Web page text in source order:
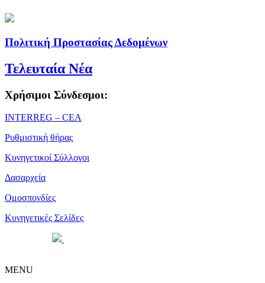
Πολιτική Προστασίας Δεδομένων
Τελευταία Νέα
Χρήσιμοι Σύνδεσμοι:
ΙΝΤΕRREG – CEA
Ρυθμιστική θήρας
Κυνηγετικοί Σύλλογοι
Δασαρχεία
Ομοσπονδίες
Κυνηγετικές Σελίδες
MENU